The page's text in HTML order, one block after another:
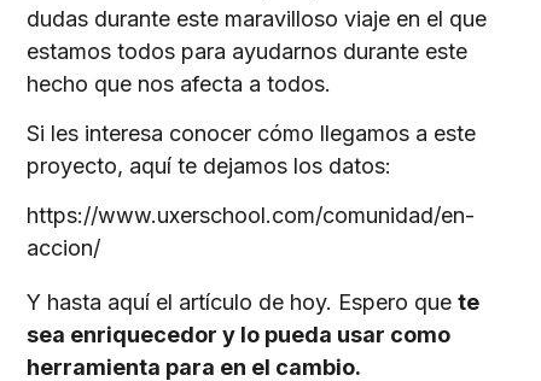
dudas durante este maravilloso viaje en el que
estamos todos para ayudarnos durante este
hecho que nos afecta a todos.
Si les interesa conocer cómo llegamos a este
proyecto, aquí te dejamos los datos:
https://www.uxerschool.com/comunidad/en-
accion/
Y hasta aquí el artículo de hoy. Espero quete
sea enriquecedor y lo pueda usar como
herramienta para en el cambio.